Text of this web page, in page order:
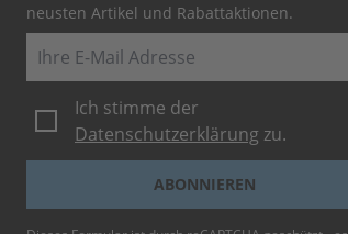
neusten Artikel und Rabattaktionen.
E-Mail
Ich stimme der
Datenschutzerklärung zu.
ABONNIEREN